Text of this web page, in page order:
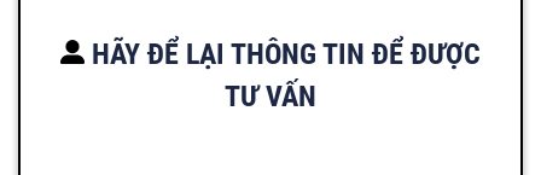
HÃY ĐỂ LẠI THÔNG TIN ĐỂ ĐƯỢC
TƯ VẤN